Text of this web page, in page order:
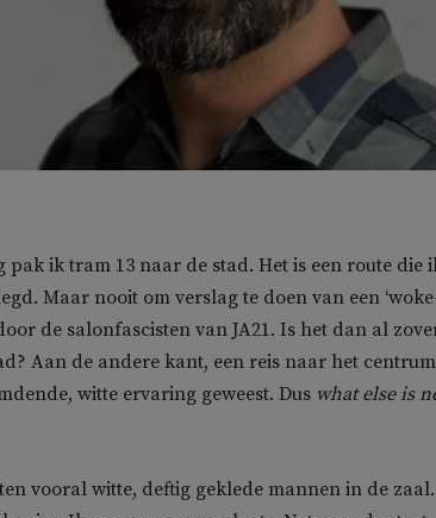
pak ik tram 13 naar de stad. Het is een route die
Maar nooit om verslag te doen van een
de salonfascisten van JA21. Is het dan al
Aan de andere kant, een reis naar het
witte ervaring geweest. Dus what else is
vooral witte, deftig geklede mannen in de zaal.